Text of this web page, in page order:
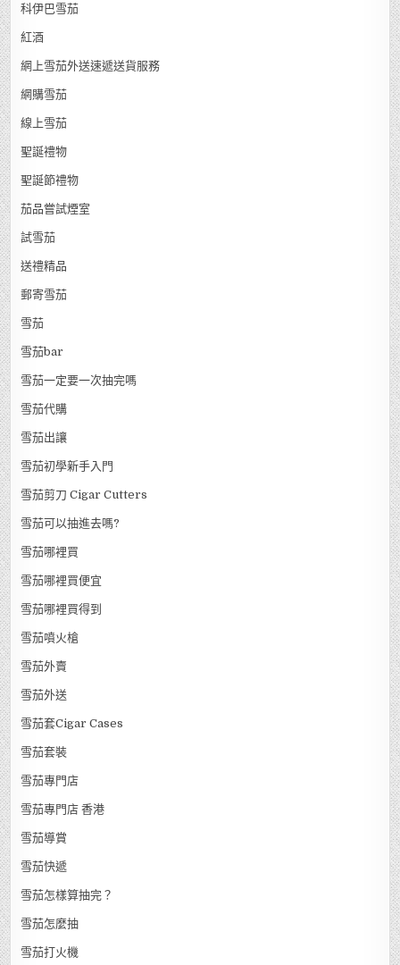
科伊巴雪茄
紅酒
網上雪茄外送速遞送貨服務
網購雪茄
線上雪茄
聖誕禮物
聖誕節禮物
茄品嘗試煙室
試雪茄
送禮精品
郵寄雪茄
雪茄
雪茄bar
雪茄一定要一次抽完嗎
雪茄代購
雪茄出讓
雪茄初學新手入門
雪茄剪刀 Cigar Cutters
雪茄可以抽進去嗎?
雪茄哪裡買
雪茄哪裡買便宜
雪茄哪裡買得到
雪茄噴火槍
雪茄外賣
雪茄外送
雪茄套Cigar Cases
雪茄套裝
雪茄專門店
雪茄專門店 香港
雪茄導賞
雪茄快遞
雪茄怎樣算抽完？
雪茄怎麼抽
雪茄打火機